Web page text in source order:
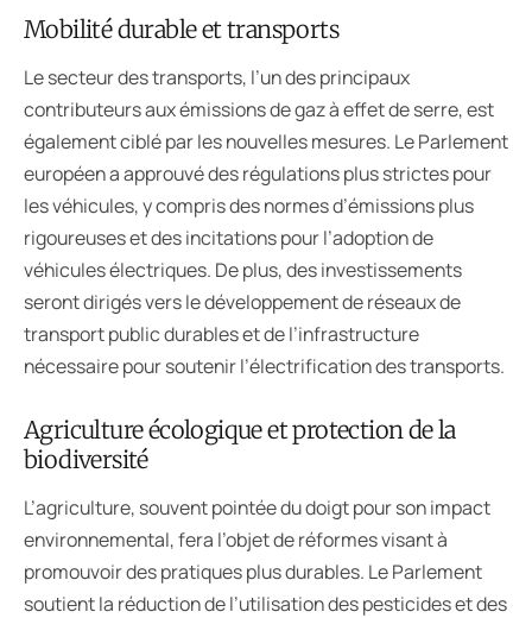
Mobilité durable et transports
Le secteur des transports, l’un des principaux
contributeurs aux émissions de gaz à effet de serre, est
également ciblé par les nouvelles mesures. Le Parlement
européen a approuvé des régulations plus strictes pour
les véhicules, y compris des normes d’émissions plus
rigoureuses et des incitations pour l’adoption de
véhicules électriques. De plus, des investissements
seront dirigés vers le développement de réseaux de
transport public durables et de l’infrastructure
nécessaire pour soutenir l’électrification des transports.
Agriculture écologique et protection de la
biodiversité
L’agriculture, souvent pointée du doigt pour son impact
environnemental, fera l’objet de réformes visant à
promouvoir des pratiques plus durables. Le Parlement
soutient la réduction de l’utilisation des pesticides et des